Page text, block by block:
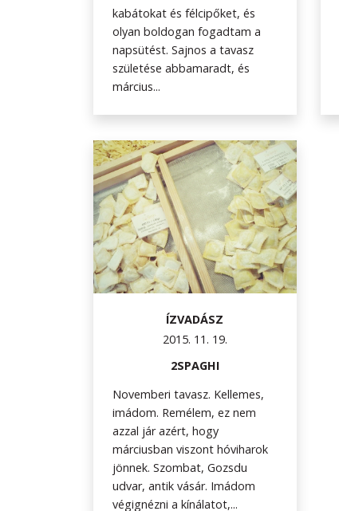
kabátokat és félcipőket, és
olyan boldogan fogadtam a
napsütést. Sajnos a tavasz
születése abbamaradt, és
március...
ÍZVADÁSZ
2015. 11. 19.
2SPAGHI
Novemberi tavasz. Kellemes,
imádom. Remélem, ez nem
azzal jár azért, hogy
márciusban viszont hóviharok
jönnek. Szombat, Gozsdu
udvar, antik vásár. Imádom
végignézni a kínálatot,...